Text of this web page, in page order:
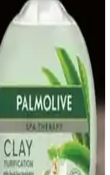
yöntemleriyle üretilmiş,
üretim süreçleriyle
kullanım imkanı
Kahvaltı
besin değeriyle
sunar, içerdiği omega-3
beslenmede yeni